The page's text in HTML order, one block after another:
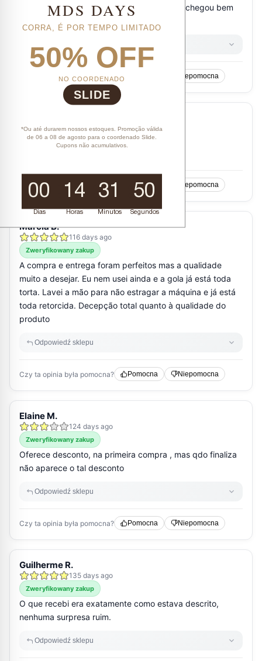
MDS DAYS
CORRA, É POR TEMPO LIMITADO
50% OFF
NO COORDENADO
SLIDE
*Ou até durarem nossos estoques. Promoção válida
de 06 a 08 de agosto para o coordenado Slide.
Cupons não acumulativos.
00
Dias
14
Horas
31
Minutos
49
Segundos